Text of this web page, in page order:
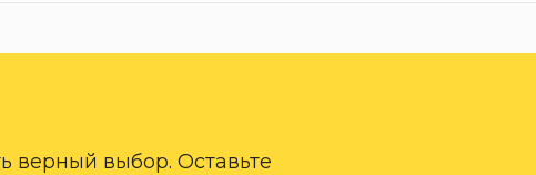
верный выбор. Оставьте